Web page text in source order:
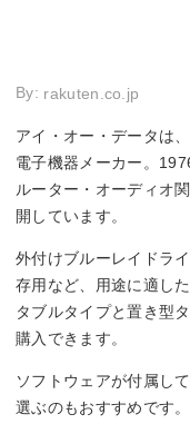
By: rakuten.co.jp
アイ・オー・データは
電子機器メーカー。
ルーター・オーディオ
開しています。
外付けブルーレイドラ
存用など、用途に適し
タブルタイプと置き型
購入できます。
ソフトウェアが付属し
選ぶのもおすすめです。